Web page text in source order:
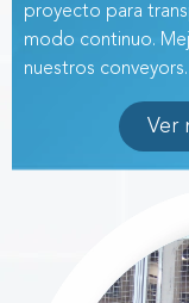
proyecto para
modo continuo.
nuestros conveyors.
Ver